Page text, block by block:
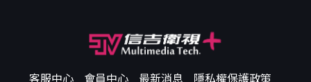
客服中心 會員中心 最新消息 隱私權保護政策